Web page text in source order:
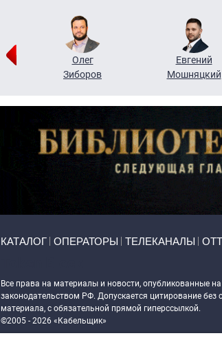
Олег
Зиборов
Евгений
Мошняцкий
КАТАЛОГ ОПЕРАТОРЫ ТЕЛЕКАНАЛЫ ОТТ
Все права на материалы и новости, опубликованные на
законодательством РФ. Допускается цитирование без
материала, с обязательной прямой гиперссылкой.
©2005 - 2026 «Кабельщик»